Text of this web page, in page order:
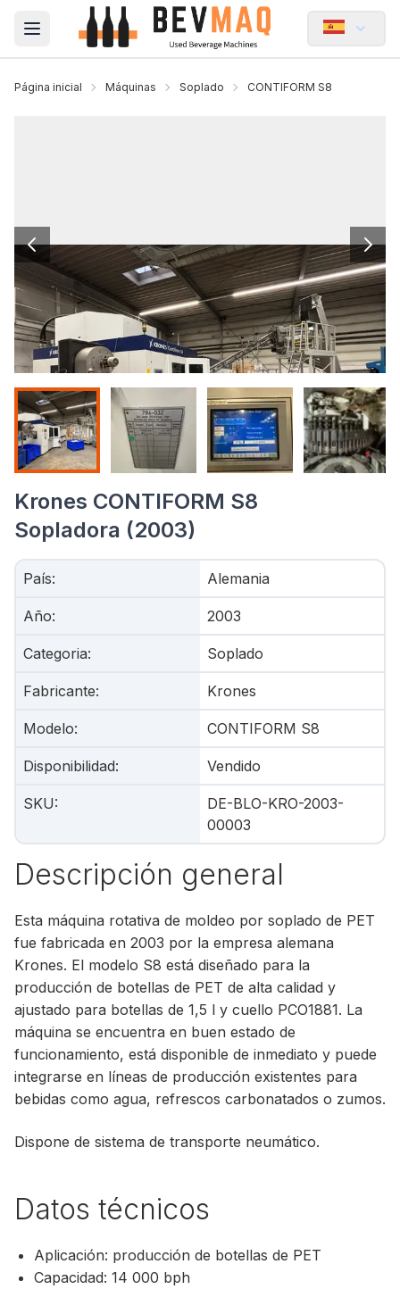
Open main menu
Página inicial Máquinas Soplado CONTIFORM S8
Krones CONTIFORM S8
Sopladora (2003)
País: Alemania
Año: 2003
Categoria: Soplado
Fabricante: Krones
Modelo: CONTIFORM S8
Disponibilidad: Vendido
SKU:
DE-BLO-KRO-2003-
00003
Descripción general
Esta máquina rotativa de moldeo por soplado de PET
fue fabricada en 2003 por la empresa alemana
Krones. El modelo S8 está diseñado para la
producción de botellas de PET de alta calidad y
ajustado para botellas de 1,5 l y cuello PCO1881. La
máquina se encuentra en buen estado de
funcionamiento, está disponible de inmediato y puede
integrarse en líneas de producción existentes para
bebidas como agua, refrescos carbonatados o zumos.
Dispone de sistema de transporte neumático.
Datos técnicos
Aplicación: producción de botellas de PET
Capacidad: 14 000 bph